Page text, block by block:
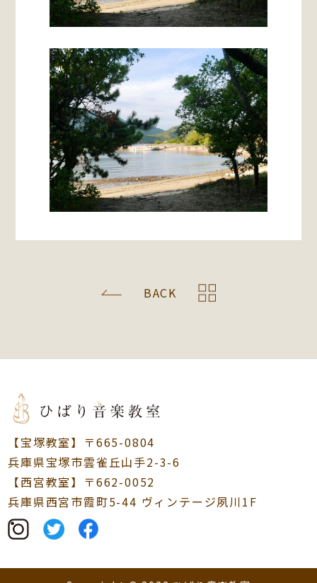
BACK
【宝塚教室】〒665-0804
兵庫県宝塚市雲雀丘山手2-3-6
【西宮教室】〒662-0052
兵庫県西宮市霞町5-44 ヴィンテージ夙川1F